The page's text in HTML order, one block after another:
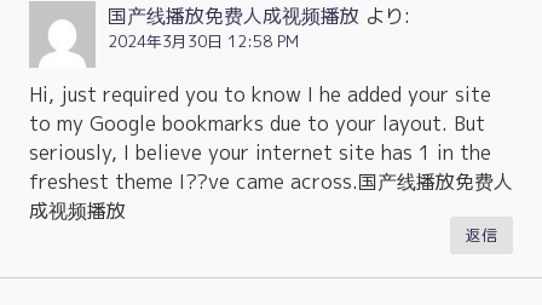
国产线播放免费人成视频播放 より:
2024年3月30日 12:58 PM
Hi, just required you to know I he added your site
to my Google bookmarks due to your layout. But
seriously, I believe your internet site has 1 in the
freshest theme I??ve came across.国产线播放免费人
成视频播放
返信